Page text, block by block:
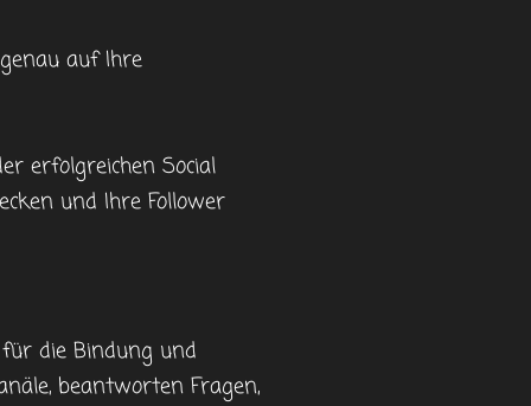
auf Ihre
erfolgreichen Social
und Ihre Follower
die Bindung und
beantworten Fragen,